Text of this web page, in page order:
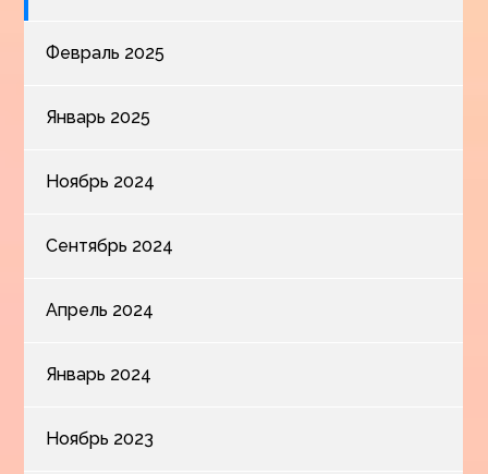
Февраль 2025
Январь 2025
Ноябрь 2024
Сентябрь 2024
Апрель 2024
Январь 2024
Ноябрь 2023